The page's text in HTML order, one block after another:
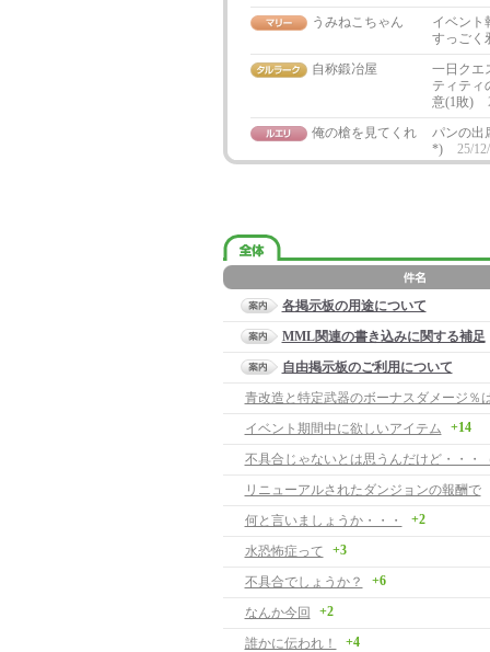
うみねこちゃん
イベント
すっご
自称鍛冶屋
一日クエ
ティティ
意(1敗)
俺の槍を見てくれ
パンの出
*)
25/
各掲示板の用途について
MML関連の書き込みに関する補足
自由掲示板のご利用について
青改造と特定武器のボーナスダメージ％
イベント期間中に欲しいアイテム
+14
不具合じゃないとは思うんだけど・・・
リニューアルされたダンジョンの報酬で
何と言いましょうか・・・ +2
水恐怖症って +3
不具合でしょうか？ +6
なんか今回 +2
誰かに伝われ！ +4